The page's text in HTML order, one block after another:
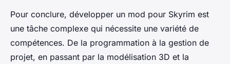
Pour conclure, développer un mod pour Skyrim est
une tâche complexe qui nécessite une variété de
compétences. De la programmation à la gestion de
projet, en passant par la modélisation 3D et la